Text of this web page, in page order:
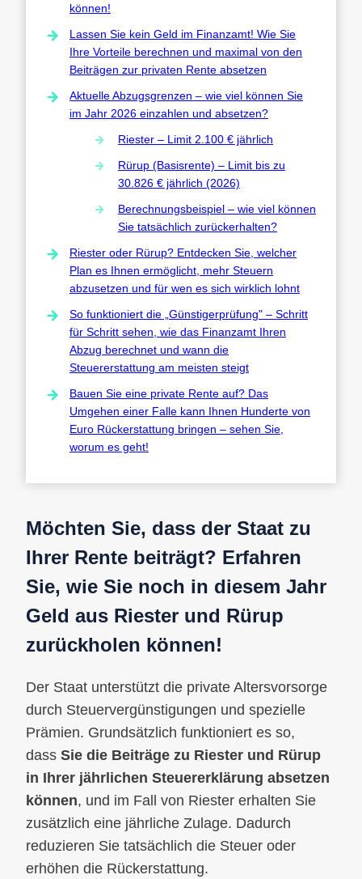
können!
Lassen Sie kein Geld im Finanzamt! Wie Sie
Ihre Vorteile berechnen und maximal von den
Beiträgen zur privaten Rente absetzen
Aktuelle Abzugsgrenzen – wie viel können Sie
im Jahr 2026 einzahlen und absetzen?
Riester – Limit 2.100 € jährlich
Rürup (Basisrente) – Limit bis zu
30.826 € jährlich (2026)
Berechnungsbeispiel – wie viel können
Sie tatsächlich zurückerhalten?
Riester oder Rürup? Entdecken Sie, welcher
Plan es Ihnen ermöglicht, mehr Steuern
abzusetzen und für wen es sich wirklich lohnt
So funktioniert die „Günstigerprüfung" – Schritt
für Schritt sehen, wie das Finanzamt Ihren
Abzug berechnet und wann die
Steuererstattung am meisten steigt
Bauen Sie eine private Rente auf? Das
Umgehen einer Falle kann Ihnen Hunderte von
Euro Rückerstattung bringen – sehen Sie,
worum es geht!
Möchten Sie, dass der Staat zu
Ihrer Rente beiträgt? Erfahren
Sie, wie Sie noch in diesem Jahr
Geld aus Riester und Rürup
zurückholen können!
Der Staat unterstützt die private Altersvorsorge
durch Steuervergünstigungen und spezielle
Prämien. Grundsätzlich funktioniert es so,
dass Sie die Beiträge zu Riester und Rürup
in Ihrer jährlichen Steuererklärung absetzen
können, und im Fall von Riester erhalten Sie
zusätzlich eine jährliche Zulage. Dadurch
reduzieren Sie tatsächlich die Steuer oder
erhöhen die Rückerstattung.